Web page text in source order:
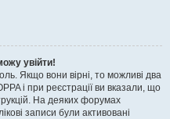
увійти!
Якщо вони вірні, то можливі два
і при реєстрації ви вказали, що
На деяких форумах
записи були активовані